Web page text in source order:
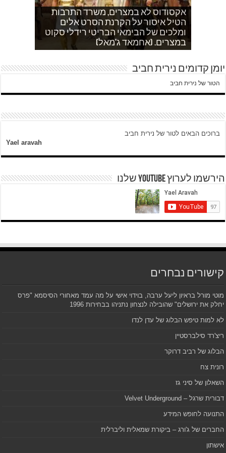
אקסודוס לא במצרים, משרד התרבות
הטיל איסור על הקרנת הסרט אלים
ומלכים של הבימאי הבריטי רידלי סקוט
במצרים. (אחמאד ג'מאל)
אחמד כותב על השאלה שעולה במצרים
לגבי הסכמי קמפ דויד
איך הפכתי לטרוריסט. עדות שסיפר לי
ח'אדר בבית לחם.
עוד בוקר בדרך לגן…סובחייה כותבת ד"ש
מהחיים בין המחסומים במזרח ירושלים
לאדם אני משתדלת לא לספר כלום
וכשיש ירי
אחהצ שקט באום לייסון, בשעות בין
ערביים צור באהר נשקפת פסטורלית
היום לא היו כאן עימותים.
יומן קדומים נירית חביב
הטור של נירית חביב
ברוכים הבאים לטור של נירית חביב
Yael aravah
הירשמו לערוץ YOUTUBE שלנו
קישורים נבחרים
מוטי מורל בראיון ליעל ערבה, בוידוי אישי על מה עמד מאחורי הסיסמא "פרס
יחלק את ירושלים" שהובילה לנצחון נתניהו בבחירות 1996
לא למות טיפש הבלוג של עדן לנדו
ריצ'רד סילברסטיין
הבלוג של רביב דרוקר
רונית צח
השאלון של סיני גז
דבורית שרגל – Velvet Underground
התנועה לחופש המידע
החברים של ג'ורג – ביקורת שמאלית וליברלית
אישתון